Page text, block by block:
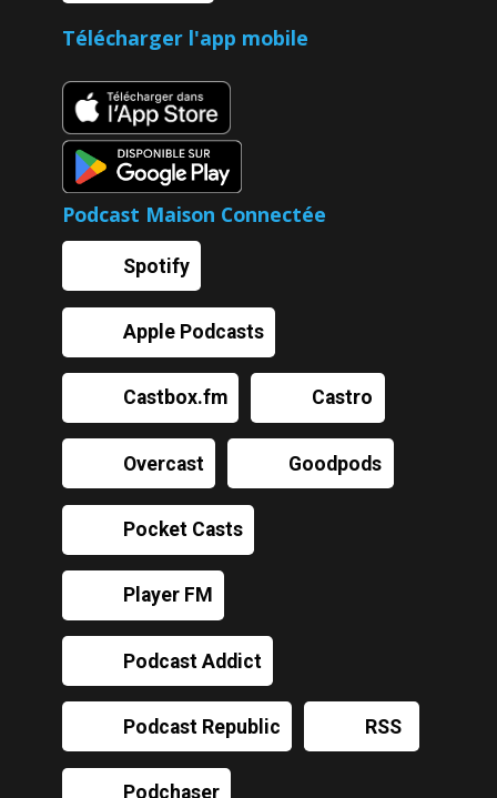
Télécharger l'app mobile
Podcast Maison Connectée
Spotify
Apple Podcasts
Castbox.fm Castro
Overcast Goodpods
Pocket Casts
Player FM
Podcast Addict
Podcast Republic RSS
Podchaser